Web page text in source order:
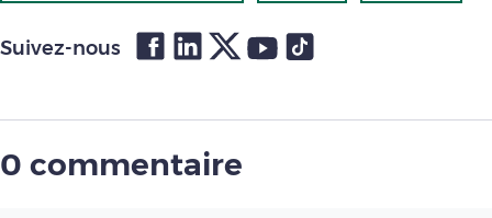
Suivez-nous
0 commentaire